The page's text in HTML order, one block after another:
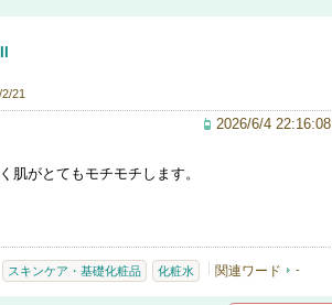
21
2026/6/4 22:16:08
肌がとてもモチモチします。
スキンケア・基礎化粧品 化粧水 関連ワード -